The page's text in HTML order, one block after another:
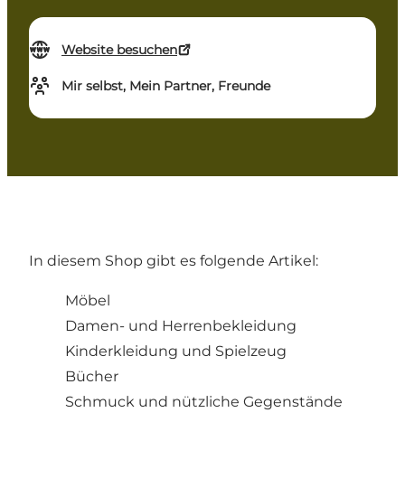
Website besuchen
Mir selbst, Mein Partner, Freunde
In diesem Shop gibt es folgende Artikel:
Möbel
Damen- und Herrenbekleidung
Kinderkleidung und Spielzeug
Bücher
Schmuck und nützliche Gegenstände